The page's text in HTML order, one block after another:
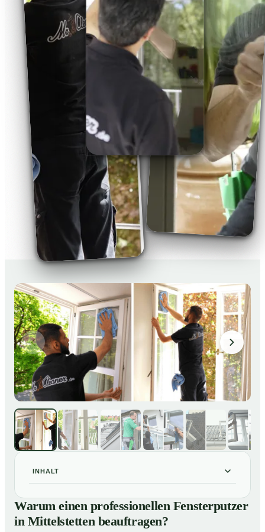
INHALT
Warum einen professionellen Fensterputzer in
Mittelstetten beauftragen?
Warum einen professionellen Fensterputzer
in Mittelstetten beauftragen?